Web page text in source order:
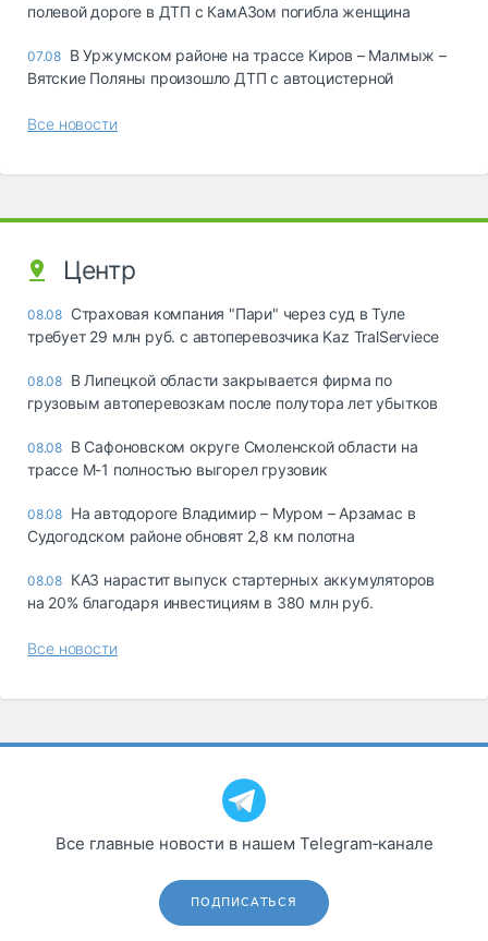
полевой дороге в ДТП с КамАЗом погибла женщина
07.08 В Уржумском районе на трассе Киров – Малмыж –
Вятские Поляны произошло ДТП с автоцистерной
Все новости
Центр
08.08 Страховая компания "Пари" через суд в Туле
требует 29 млн руб. с автоперевозчика Kaz TralServiece
08.08 В Липецкой области закрывается фирма по
грузовым автоперевозкам после полутора лет убытков
08.08 В Сафоновском округе Смоленской области на
трассе М-1 полностью выгорел грузовик
08.08 На автодороге Владимир – Муром – Арзамас в
Судогодском районе обновят 2,8 км полотна
08.08 КАЗ нарастит выпуск стартерных аккумуляторов
на 20% благодаря инвестициям в 380 млн руб.
Все новости
Все главные новости в нашем Telegram‑канале
ПОДПИСАТЬСЯ